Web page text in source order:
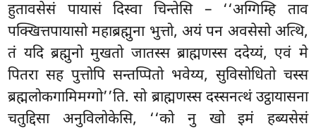
हुतावसेसं पायासं दिस्वा चिन्तेसि – ‘‘अग्गिम्हि ताव
पक्खित्तपायासो महाब्रह्मुना भुत्तो, अयं पन अवसेसो अत्थि,
तं यदि ब्रह्मुनो मुखतो जातस्स ब्राह्मणस्स ददेय्यं, एवं मे
पितरा सह पुत्तोपि सन्तप्पितो भवेय्य, सुविसोधितो चस्स
ब्रह्मलोकगामिमग्गो’’ति. सो ब्राह्मणस्स दस्सनत्थं उट्ठायासना
चतुद्दिसा अनुविलोकेसि, ‘‘को नु खो इमं हब्यसेसं